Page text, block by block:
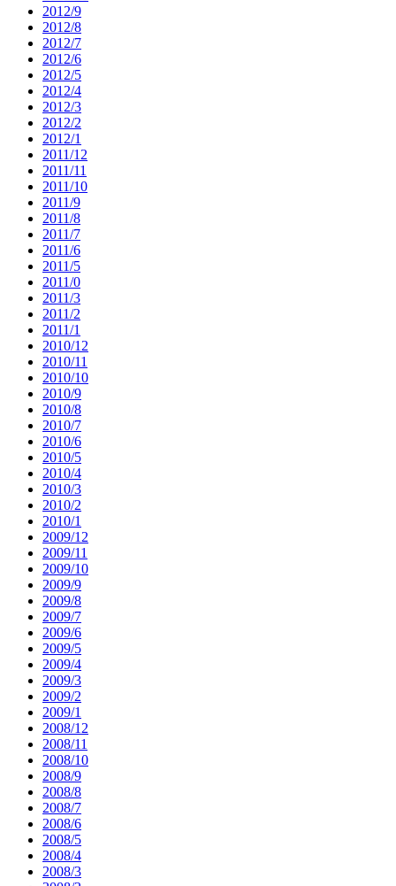
2012/9
2012/8
2012/7
2012/6
2012/5
2012/4
2012/3
2012/2
2012/1
2011/12
2011/11
2011/10
2011/9
2011/8
2011/7
2011/6
2011/5
2011/0
2011/3
2011/2
2011/1
2010/12
2010/11
2010/10
2010/9
2010/8
2010/7
2010/6
2010/5
2010/4
2010/3
2010/2
2010/1
2009/12
2009/11
2009/10
2009/9
2009/8
2009/7
2009/6
2009/5
2009/4
2009/3
2009/2
2009/1
2008/12
2008/11
2008/10
2008/9
2008/8
2008/7
2008/6
2008/5
2008/4
2008/3